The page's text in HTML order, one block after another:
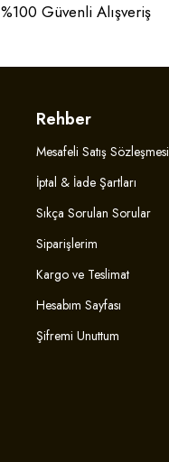
%100 Güvenli Alışveriş
Rehber
Mesafeli Satış Sözleşmesi
İptal & İade Şartları
Sıkça Sorulan Sorular
Siparişlerim
Kargo ve Teslimat
Hesabım Sayfası
Şifremi Unuttum